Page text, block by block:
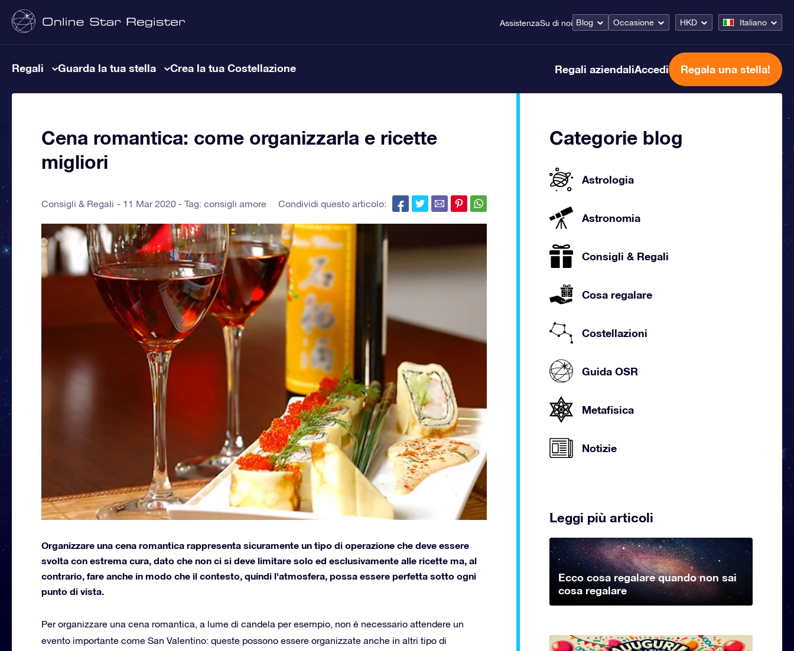
AssistenzaSu di noi Blog Occasione HKD Italiano
Regali Guarda la tua stella Crea la tua Costellazione Regali aziendaliAccedi Regala una stella!
Cena romantica: come organizzarla e ricette
migliori
Consigli & Regali 11 Mar 2020 - Tag: consigli amore Condividi questo articolo:
Organizzare una cena romantica rappresenta sicuramente un tipo di operazione che deve essere
svolta con estrema cura, dato che non ci si deve limitare solo ed esclusivamente alle ricette ma, al
contrario, fare anche in modo che il contesto, quindi l'atmosfera, possa essere perfetta sotto ogni
punto di vista.
Per organizzare una cena romantica, a lume di candela per esempio, non è necessario attendere un
evento importante come San Valentino: queste possono essere organizzate anche in altri tipo di
Categorie blog
Astrologia
Astronomia
Consigli & Regali
Cosa regalare
Costellazioni
Guida OSR
Metafisica
Notizie
Leggi più articoli
Ecco cosa regalare quando non sai
cosa regalare